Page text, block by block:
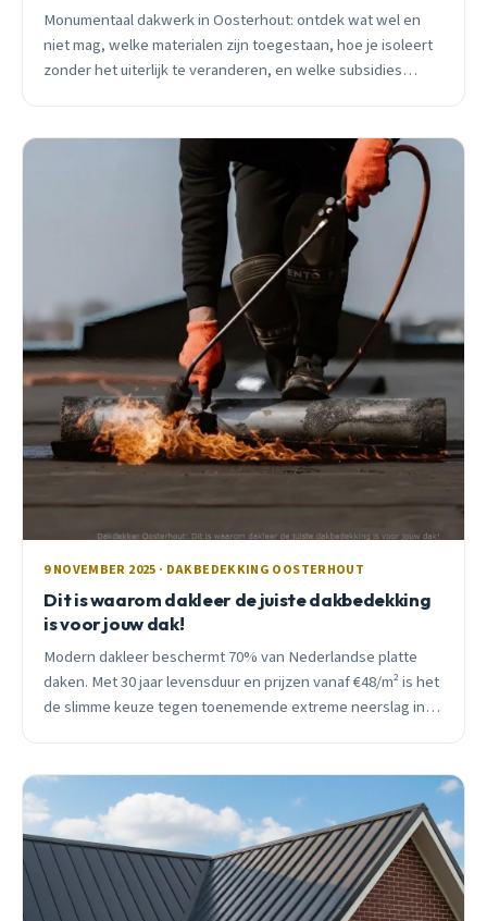
Monumentaal dakwerk in Oosterhout: ontdek wat wel en
niet mag, welke materialen zijn toegestaan, hoe je isoleert
zonder het uiterlijk te veranderen, en welke subsidies
9 NOVEMBER 2025 · DAKBEDEKKING OOSTERHOUT
Dit is waarom dakleer de juiste dakbedekking
is voor jouw dak!
Modern dakleer beschermt 70% van Nederlandse platte
daken. Met 30 jaar levensduur en prijzen vanaf €48/m² is het
de slimme keuze tegen toenemende extreme neerslag in